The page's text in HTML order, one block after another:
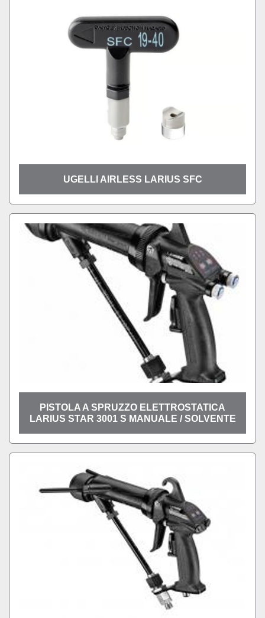
UGELLI AIRLESS LARIUS SFC
PISTOLA A SPRUZZO ELETTROSTATICA
LARIUS STAR 3001 S MANUALE / SOLVENTE